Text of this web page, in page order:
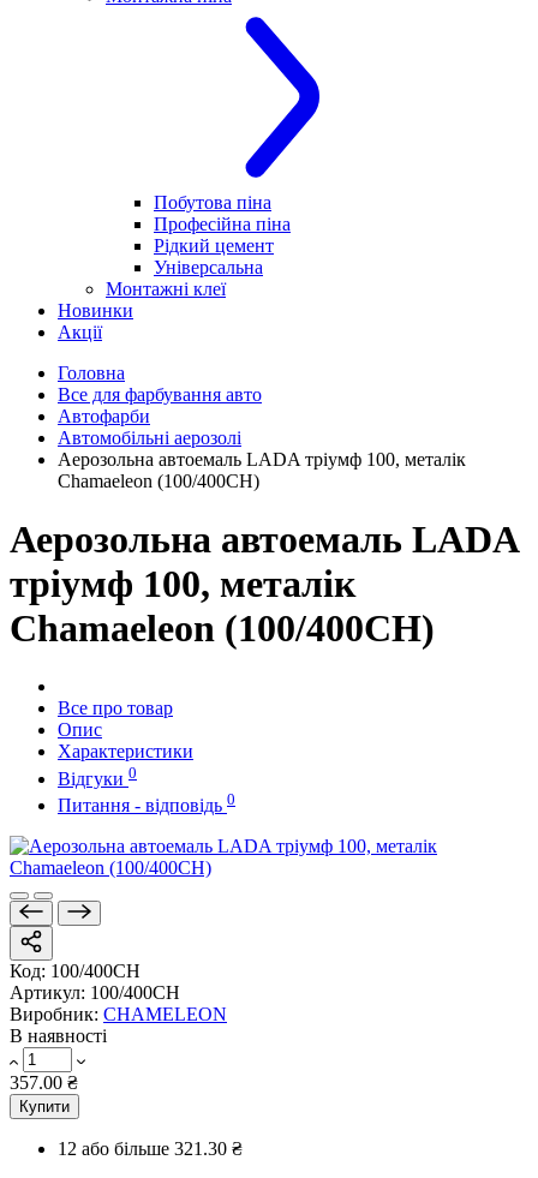
Побутова піна
Професійна піна
Рідкий цемент
Універсальна
Монтажні клеї
Новинки
Акції
Головна
Все для фарбування авто
Автофарби
Автомобільні аерозолі
Аерозольна автоемаль LADA тріумф 100, металік
Chamaeleon (100/400CH)
Аерозольна автоемаль LADA
тріумф 100, металік
Chamaeleon (100/400CH)
Все про товар
Опис
Характеристики
Відгуки 0
Питання - відповідь 0
Код: 100/400CH
Артикул: 100/400CH
Виробник: CHAMELEON
В наявності
357.00 ₴
Купити
12 або більше 321.30 ₴